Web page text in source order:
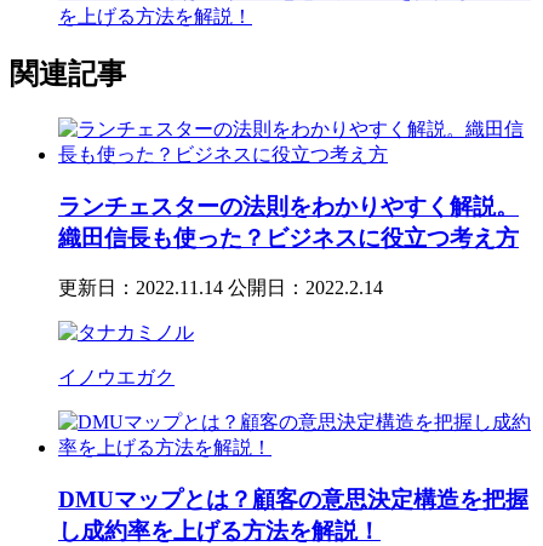
を上げる方法を解説！
関連記事
ランチェスターの法則をわかりやすく解説。
織田信長も使った？ビジネスに役立つ考え方
更新日：2022.11.14 公開日：2022.2.14
イノウエガク
DMUマップとは？顧客の意思決定構造を把握
し成約率を上げる方法を解説！